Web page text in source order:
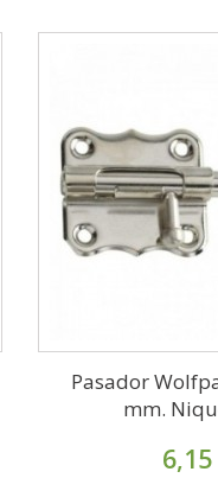
Pasador
mm.
6,15